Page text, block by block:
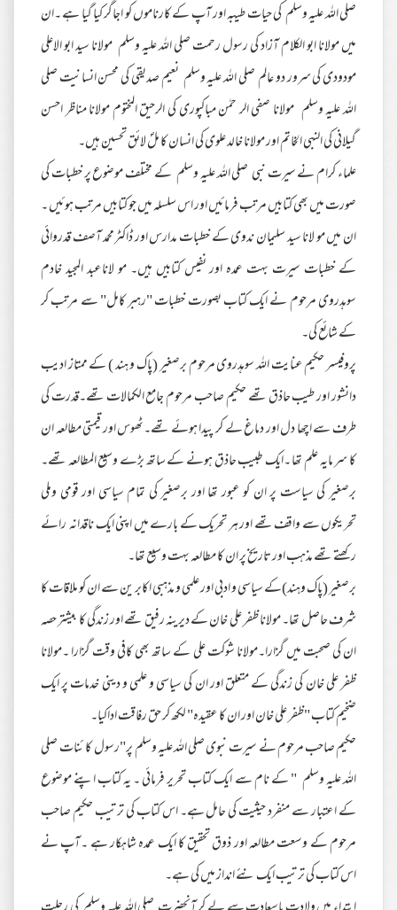
صلی اللہ علیہ وسلم کی حیات طیبہ اور آپ کے کارناموں کو اجاگر کیا گیا ہے ۔ان
میں مولانا ابو الکلام آزاد کی رسول رحمت صلی اللہ علیہ وسلم مولانا سید ابو الاعلی
مودودی کی سرور دو عالم صلی اللہ علیہ وسلم نعیم صدیقی کی محسن انسانیت صلی
اللہ علیہ وسلم مولانا صفی الر حمٰن مباکپوری کی الرحیق المختوم مولانا مناظر احسن
گیلانی کی النبی الخاتم اور مولانا خالد علوی کی انسان کا ملؐ لائق تحسین ہیں۔
علماء کرام نے سیرت نبی صلی اللہ علیہ وسلم کے مختلف موضوع پر خطبات کی
صورت میں بھی کتابیں مرتب فرمائیں اور اس سلسلہ میں جو کتابیں مرتب ہوئیں ۔
ان میں مو لانا سید سلیمان ندوی کے خطبات مدارس اور ڈاکٹرمحمد آصف قدروائی
کے خطبات سیرت بہت عمدہ اور نفیس کتابیں ہیں۔ مو لاناعبد المجید خادم
سوہدروی مرحوم نے ایک کتاب بصورت خطبات "رہبر کامل" سے مرتب کر
کے شائع کی۔
پروفیسر حکیم عنایت اللہ سوہدروی مرحوم برصغیر (پاک و ہند ) کے ممتاز ادیب
دانشور اور طیب حاذق تھے حکیم صاحب مرحوم جامع الکمالات تھے۔قدرت کی
طرف سے اچھا دل اور دماغ لے کر پیدا ہوئے تھے۔ٹھوس اور قیمتی مطالعہ ان
کا سر مایہ علم تھا ۔ایک طبیب حاذق ہونے کے ساتھ بڑے وسیع المطالعہ تھے۔
برصغیر کی سیاست پر ان کو عبور تھا اور برصغیر کی تمام سیاسی اور قومی وملی
تحریکوں سے واقف تھے اور ہر تحریک کے بارے میں اپنی ایک ناقدانہ رائے
رکھتے تھے مذہب اور تاریخ پر ان کا مطالعہ بہت وسیع تھا۔
برصغیر (پاک وہند)کے سیاسی و ادبی اور علمی و مذہبی اکابر ین سے ان کو ملاقات کا
شرف حاصل تھا۔ مولانا ظفر علی خان کے دیرینہ رفیق تھے اور زندگی کا بیشتر حصہ
ان کی صحبت میں گزارا۔مولانا شوکت علی کے ساتھ بھی کافی وقت گزارا ۔مولانا
ظفر علی خان کی زندگی کے متعلق اور ان کی سیاسی و علمی و دینی خدمات پر ایک
ضخیم کتاب "ظفر علی خان اور ان کا عقیدہ" لکھ کر حق رفاقت اداکیا۔
حکیم صاحب مرحوم نے سیرت نبوی صلی اللہ علیہ وسلم پر"رسول کا ئنات صلی
اللہ علیہ وسلم " کے نام سے ایک کتاب تحریر فرمائی ۔ یہ کتاب اپنے موضوع
کے اعتبار سے منفرد حیثیت کی حامل ہے۔ اس کتاب کی ترتیب حکیم صاحب
مرحوم کے وسعت مطالعہ اور ذوق تحقیق کا ایک عمدہ شاہکار ہے ۔آپ نے
اس کتاب کی ترتیب ایک نئے انداز میں کی ہے۔